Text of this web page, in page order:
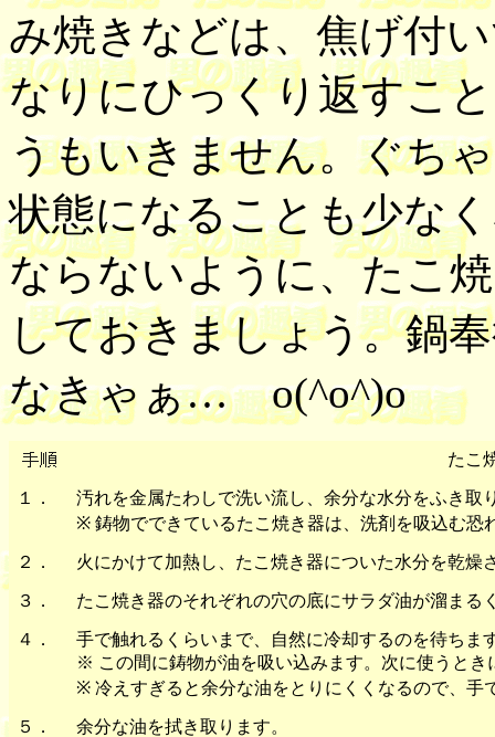
み焼きなどは、焦げ付
なりにひっくり返すこ
うもいきません。ぐち
状態になることも少な
ならないように、たこ
しておきましょう。鍋
なきゃぁ… o(^o^)o
たこ
１．
汚れを金属たわしで洗い流し、余分な水分をふき取
※ 鋳物でできているたこ焼き器は、洗剤を吸込む恐
２． 火にかけて加熱し、たこ焼き器についた水分を乾燥
３． たこ焼き器のそれぞれの穴の底にサラダ油が溜まる
４．
手で触れるくらいまで、自然に冷却するのを待ちま
※ この間に鋳物が油を吸い込みます。次に使うと
※ 冷えすぎると余分な油をとりにくくなるので、手
５． 余分な油を拭き取ります。